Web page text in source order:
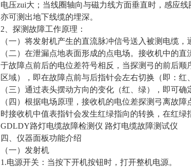
电压zui大；当线圈轴向与磁力线方面垂直时，感应
亦可测出地下线缆的埋深。
2、探测故障工作原理：
（一）将发射机产生的直流脉冲信号送入被测电缆，
（二）在泄漏点地表面形成的点电场。接收机中的
于故障点前后的电位差符号相反，当探测弓的前后
区域），即在故障点前与后指针会左右切换（即：红
（三）通过表头摆动方向的变化（红、绿），即可
（四）根据电场原理，接收机的电位差探测弓离故
时接收机中值表指针会发生红绿指向的转换，在红绿
GDLDY路灯电缆故障检测仪 路灯电缆故障测试仪
四、仪器面板功能介绍
（一） 发射机
1.电源开关：当按下开机按钮时，打开整机电源。